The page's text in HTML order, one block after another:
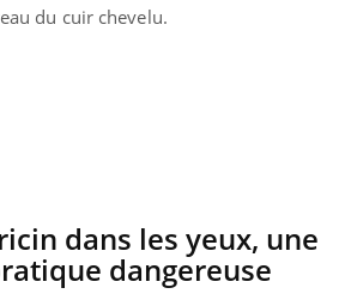
du cuir chevelu.
dans les yeux, une
dangereuse